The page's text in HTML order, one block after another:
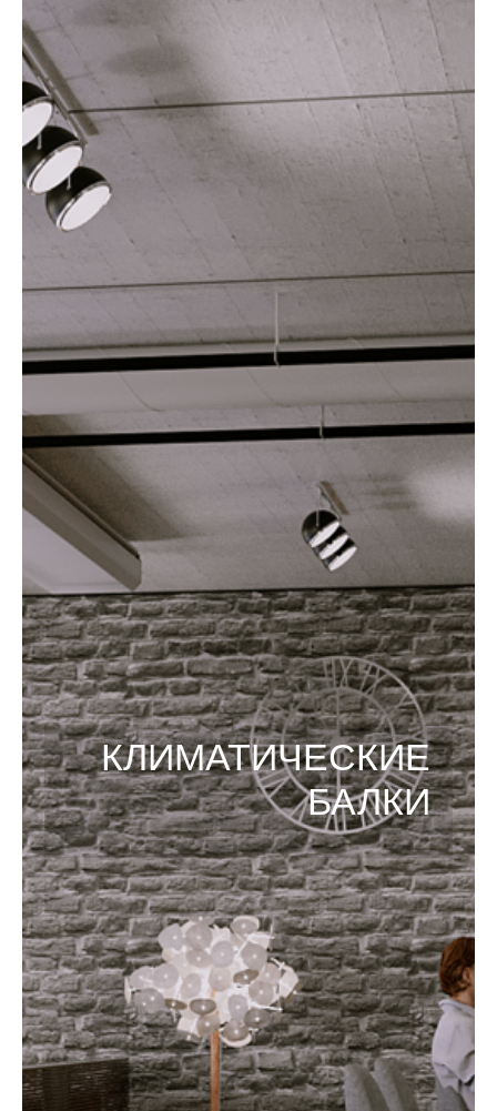
КЛИМАТИЧЕСКИЕ
БАЛКИ